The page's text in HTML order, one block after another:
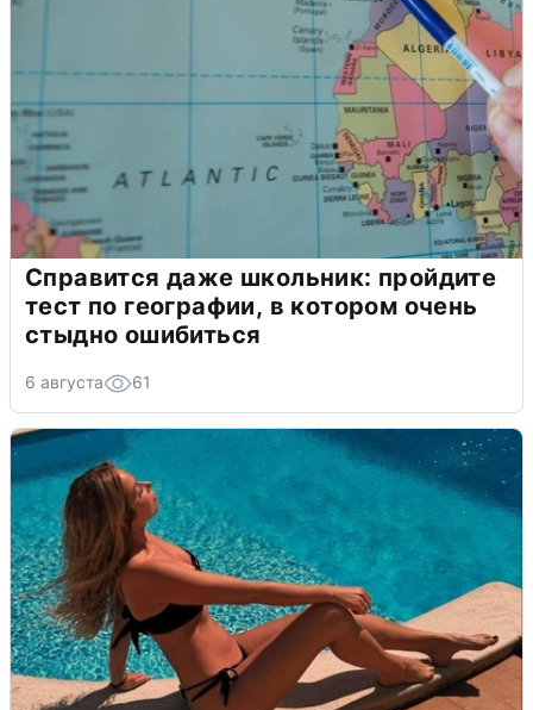
Справится даже школьник: пройдите
тест по географии, в котором очень
стыдно ошибиться
6 августа 61